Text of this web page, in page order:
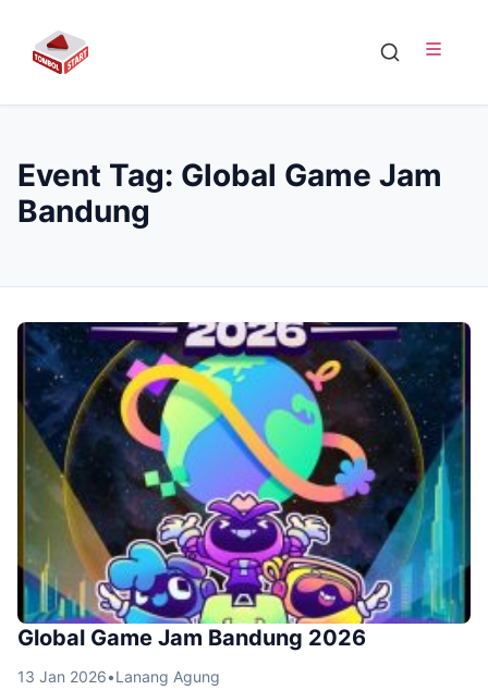
Event Tag: Global Game Jam
Bandung
Global Game Jam Bandung 2026
13 Jan 2026•Lanang Agung